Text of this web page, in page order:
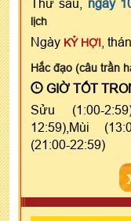
Thứ sáu, ngày
lịch
Ngày KỶ HỢI ,
Hắc đạo (câu trần
GIỜ TỐT
Sửu (1:00-
12:59),Mùi
(21:00-22:59)